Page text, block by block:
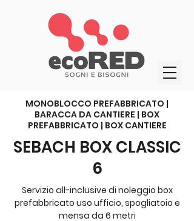
MONOBLOCCO PREFABBRICATO |
BARACCA DA CANTIERE | BOX
PREFABBRICATO | BOX CANTIERE
SEBACH BOX CLASSIC
6
Servizio all-inclusive di noleggio box
prefabbricato uso ufficio, spogliatoio e
mensa da 6 metri